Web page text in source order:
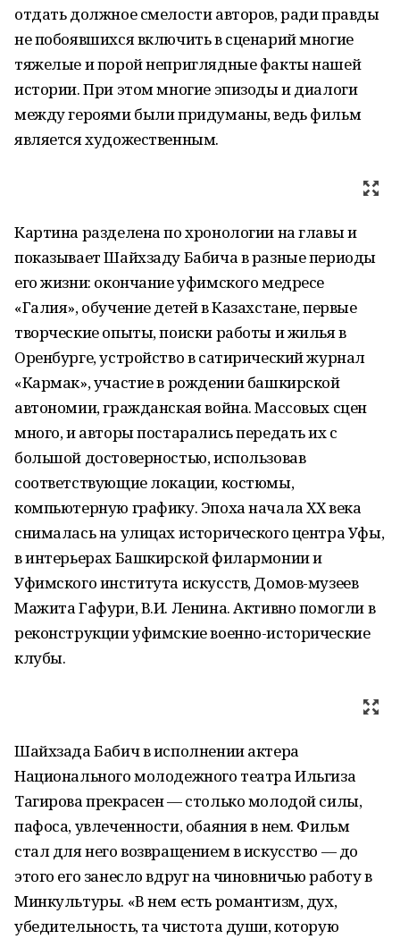
отдать должное смелости авторов, ради правды
не побоявшихся включить в сценарий многие
тяжелые и порой неприглядные факты нашей
истории. При этом многие эпизоды и диалоги
между героями были придуманы, ведь фильм
является художественным.
Картина разделена по хронологии на главы и
показывает Шайхзаду Бабича в разные периоды
его жизни: окончание уфимского медресе
«Галия», обучение детей в Казахстане, первые
творческие опыты, поиски работы и жилья в
Оренбурге, устройство в сатирический журнал
«Кармак», участие в рождении башкирской
автономии, гражданская война. Массовых сцен
много, и авторы постарались передать их с
большой достоверностью, использовав
соответствующие локации, костюмы,
компьютерную графику. Эпоха начала ХХ века
снималась на улицах исторического центра Уфы,
в интерьерах Башкирской филармонии и
Уфимского института искусств, Домов-музеев
Мажита Гафури, В.И. Ленина. Активно помогли в
реконструкции уфимские военно-исторические
клубы.
Шайхзада Бабич в исполнении актера
Национального молодежного театра Ильгиза
Тагирова прекрасен — столько молодой силы,
пафоса, увлеченности, обаяния в нем. Фильм
стал для него возвращением в искусство — до
этого его занесло вдруг на чиновничью работу в
Минкультуры. «В нем есть романтизм, дух,
убедительность, та чистота души, которую